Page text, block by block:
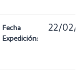
Fecha
Expedición:
22/02/